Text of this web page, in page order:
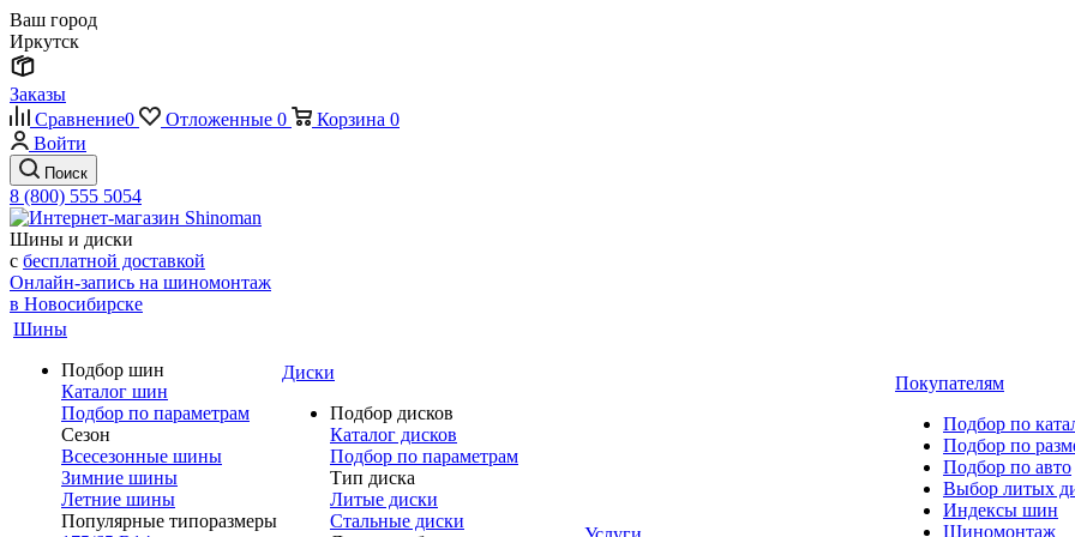
Ваш город
Иркутск
Заказы
Сравнение0 Отложенные 0 Корзина 0
Войти
Поиск
8 (800) 555 5054
Шины и диски
с бесплатной доставкой
Онлайн-запись на шиномонтаж
в Новосибирске
Шины
Подбор шин
Каталог шин
Подбор по параметрам
Сезон
Всесезонные шины
Зимние шины
Летние шины
Популярные типоразмеры
Диски
Подбор дисков
Каталог дисков
Подбор по параметрам
Тип диска
Литые диски
Стальные диски
Покупателям
Подбор по
Подбор по
Подбор по авто
Выбор литых
Индексы шин
Шиномонтаж